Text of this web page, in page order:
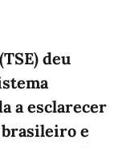
deu
a esclarecer
e